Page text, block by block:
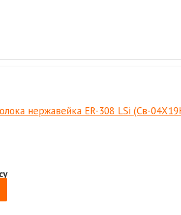
нержавейка ER-308 LSi (Св-